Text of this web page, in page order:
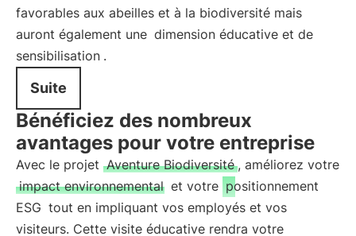
favorables aux abeilles et à la biodiversité mais
auront également une dimension éducative et de
sensibilisation .
Suite
Bénéficiez des nombreux
avantages pour votre entreprise
Avec le projet Aventure Biodiversité , améliorez votre
impact environnemental et votre positionnement
ESG tout en impliquant vos employés et vos
visiteurs. Cette visite éducative rendra votre